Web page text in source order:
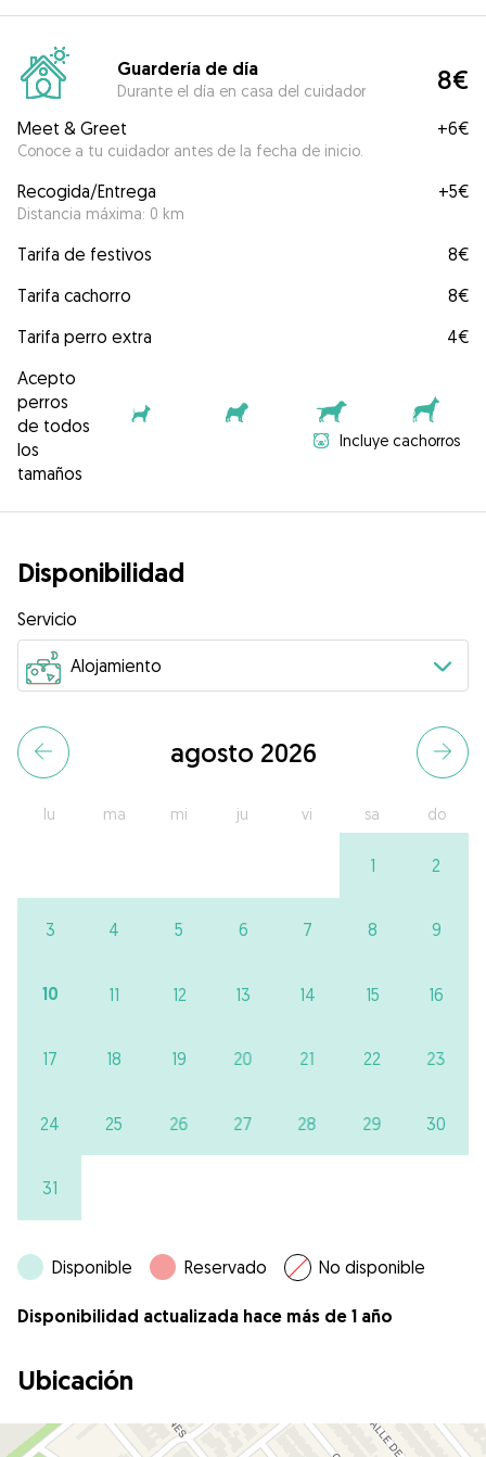
Guardería de día
Durante el día en casa del cuidador 8€
Meet & Greet
Conoce a tu cuidador antes de la fecha de inicio.
+6€
Recogida/Entrega
Distancia máxima: 0 km
+5€
Tarifa de festivos
8€
Tarifa cachorro
8€
Tarifa perro extra
4€
Acepto
perros
de todos
los
tamaños
Incluye cachorros
Disponibilidad
Servicio
agosto 2026
lu ma mi ju vi sa do
1 2
3 4 5 6 7 8 9
10 11 12 13 14 15 16
17 18 19 20 21 22 23
24 25 26 27 28 29 30
31
Disponible Reservado No disponible
Disponibilidad actualizada hace más de 1 año
Ubicación